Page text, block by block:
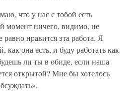
что у нас с тобой есть
момент ничего, видимо, не
нравится эта работа. Я
как она есть, и буду работать как
ли ты в обиде, если наша
открытой? Мне бы хотелось